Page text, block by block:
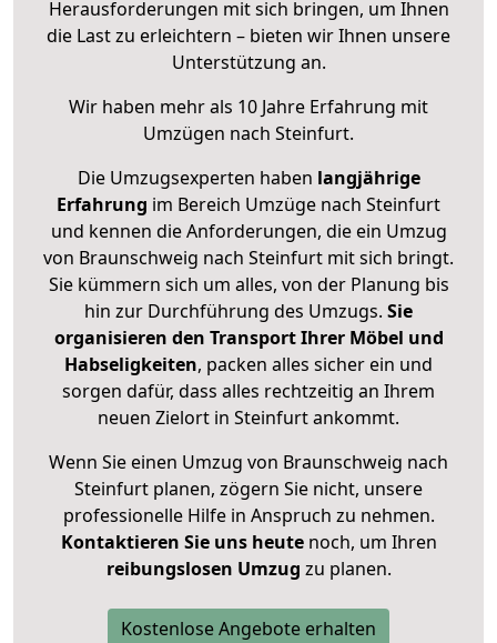
Herausforderungen mit sich bringen, um Ihnen
die Last zu erleichtern – bieten wir Ihnen unsere
Unterstützung an.
Wir haben mehr als 10 Jahre Erfahrung mit
Umzügen nach Steinfurt.
Die Umzugsexperten haben langjährige
Erfahrung im Bereich Umzüge nach Steinfurt
und kennen die Anforderungen, die ein Umzug
von Braunschweig nach Steinfurt mit sich bringt.
Sie kümmern sich um alles, von der Planung bis
hin zur Durchführung des Umzugs. Sie
organisieren den Transport Ihrer Möbel und
Habseligkeiten, packen alles sicher ein und
sorgen dafür, dass alles rechtzeitig an Ihrem
neuen Zielort in Steinfurt ankommt.
Wenn Sie einen Umzug von Braunschweig nach
Steinfurt planen, zögern Sie nicht, unsere
professionelle Hilfe in Anspruch zu nehmen.
Kontaktieren Sie uns heutenoch, um Ihren
reibungslosen Umzug zu planen.
Kostenlose Angebote erhalten